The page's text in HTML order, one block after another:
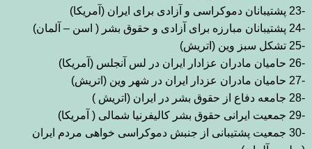
-23
پشتیبانان دموکراسی و آزادی برای ایران (آمریکا(
-24
پشتیبانان مبارزه برای آزادی و حقوق بشر ( اسن – آلمان(
-25
تشکل سبز وين (اتریش(
-26
حامیان مادران عزادار ایران در لس آنجلس (آمریکا(
-27
حامیان مادران عزدار ایران در شهر وین (اتریش(
-28
جامعه دفاع از حقوق بشر در
ايران (اتريش )
-29
جمعیت ایرانی حقوق بشر کالیفرنیا شمالی ( آمریکا(
-30
جمعیت پشتیبانی از جنبش دموکراسی خواهی مردم ایران